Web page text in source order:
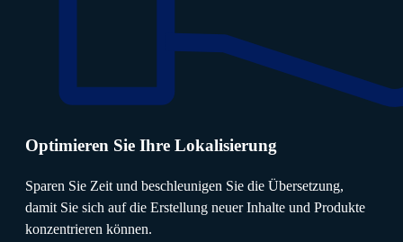
Optimieren Sie Ihre Lokalisierung
Sparen Sie Zeit und beschleunigen Sie die Übersetzung,
damit Sie sich auf die Erstellung neuer Inhalte und Produkte
konzentrieren können.